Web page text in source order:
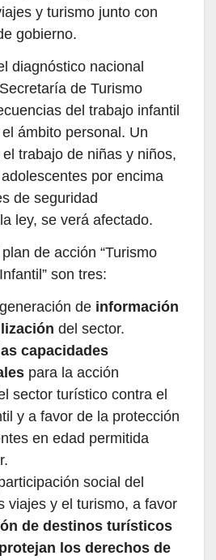
y turismo junto con
gobierno.
diagnóstico nacional
de Turismo
del trabajo infantil
ámbito personal. Un
trabajo de niñas y niños,
por encima
de seguridad
ley, se verá afectado.
de acción “Turismo
son tres:
de información
del sector.
capacidades
para la acción
sector turístico contra el
y a favor de la protección
en edad permitida
social del
viajes y el turismo, a favor
de destinos turísticos
los derechos de